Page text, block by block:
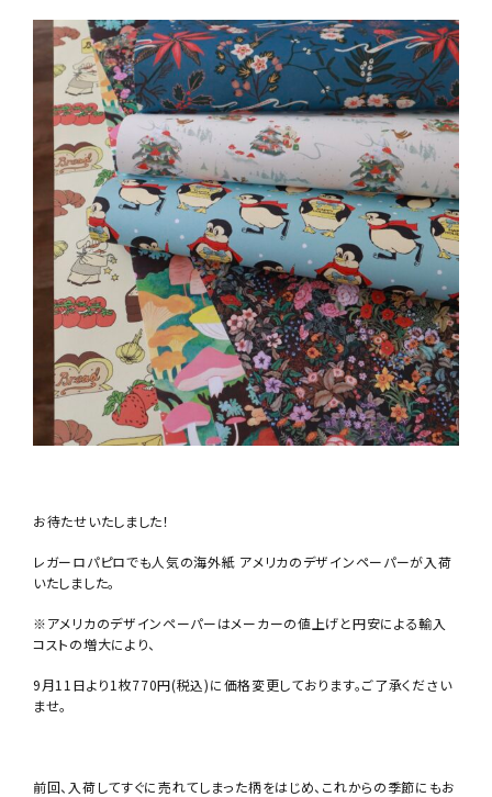
お待たせいたしました！
レガーロパピロでも人気の海外紙 アメリカのデザインペーパーが入荷
いたしました。
※アメリカのデザインペーパーはメーカーの値上げと円安による輸入
コストの増大により、
9月11日より1枚770円(税込)に価格変更しております。ご了承ください
ませ。
前回、入荷してすぐに売れてしまった柄をはじめ、これからの季節にもお